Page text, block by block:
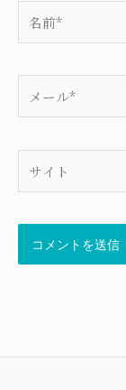
前
ー
*